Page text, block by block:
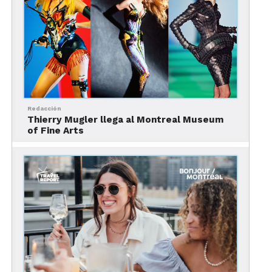
Para mi visita, obtuve losboletos por internet.
Compré la entrada al Jardín Botánico y a dos
funciones del Rio Tinto Alcan. Fue un total de
Redacción
Thierry Mugler llega al Montreal Museum
of Fine Arts